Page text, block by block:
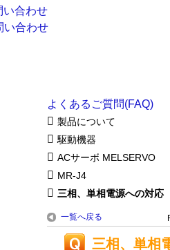
よくあるご質問(FAQ)
製品について
駆動機器
ACサーボ MELSERVO
MR-J4
三相、単相電源への対応
一覧へ戻る
三相、単相